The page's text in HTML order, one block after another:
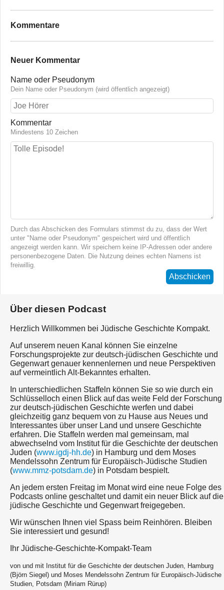
Kommentare
Neuer Kommentar
Name oder Pseudonym
Dein Name oder Pseudonym (wird öffentlich angezeigt)
Kommentar
Mindestens 10 Zeichen
Durch das Abschicken des Formulars stimmst du zu, dass der Wert
unter "Name oder Pseudonym" gespeichert wird und öffentlich
angezeigt werden kann. Wir speichern keine IP-Adressen oder andere
personenbezogene Daten. Die Nutzung deines echten Namens ist
freiwillig.
Abschicken
Über diesen Podcast
Herzlich Willkommen bei Jüdische Geschichte Kompakt.
Auf unserem neuen Kanal können Sie einzelne
Forschungsprojekte zur deutsch-jüdischen Geschichte und
Gegenwart genauer kennenlernen und neue Perspektiven
auf vermeintlich Alt-Bekanntes erhalten.
In unterschiedlichen Staffeln können Sie so wie durch ein
Schlüsselloch einen Blick auf das weite Feld der Forschung
zur deutsch-jüdischen Geschichte werfen und dabei
gleichzeitig ganz bequem von zu Hause aus Neues und
Interessantes über unser Land und unsere Geschichte
erfahren. Die Staffeln werden mal gemeinsam, mal
abwechselnd vom Institut für die Geschichte der deutschen
Juden (www.igdj-hh.de) in Hamburg und dem Moses
Mendelssohn Zentrum für Europäisch-Jüdische Studien
(www.mmz-potsdam.de) in Potsdam bespielt.
An jedem ersten Freitag im Monat wird eine neue Folge des
Podcasts online geschaltet und damit ein neuer Blick auf die
jüdische Geschichte und Gegenwart freigegeben.
Wir wünschen Ihnen viel Spass beim Reinhören. Bleiben
Sie interessiert und gesund!
Ihr Jüdische-Geschichte-Kompakt-Team
von und mit Institut für die Geschichte der deutschen Juden, Hamburg
(Björn Siegel) und Moses Mendelssohn Zentrum für Europäisch-Jüdische
Studien, Potsdam (Miriam Rürup)